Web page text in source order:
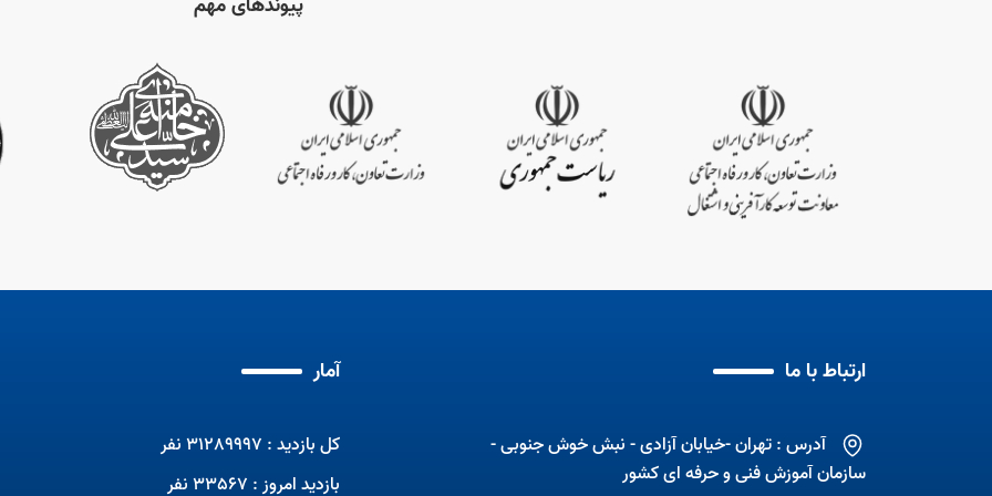
ارتباط با ما
آدرس : تهران -خیابان آزادی - نبش خوش جنوبی -
سازمان آموزش فنی و حرفه ای کشور
آمار
کل بازدید : 31289997 نفر
بازدید امروز : 33567 نفر